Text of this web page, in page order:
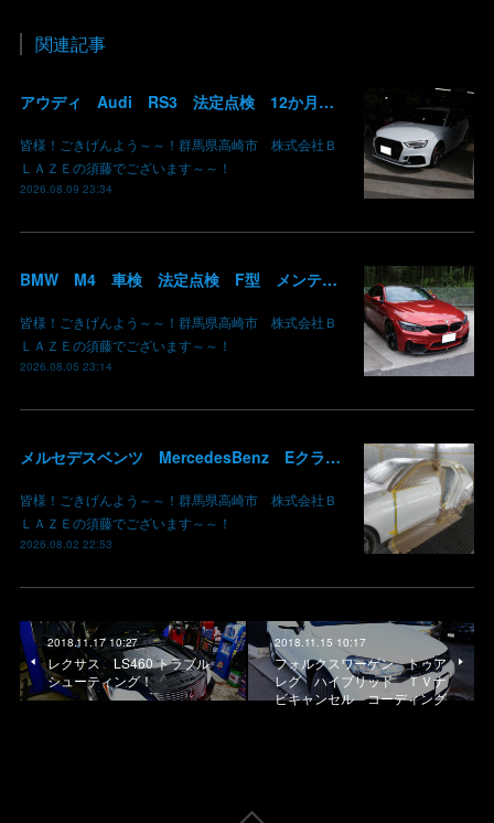
関連記事
アウディ Audi RS3 法定点検 12か月点検 エンジンオイル 交換 WAKO'S ワコーズ グーピット 群馬 高崎
皆様！ごきげんよう～～！群馬県高崎市 株式会社Ｂ
ＬＡＺＥの須藤でございます～～！
2026.08.09 23:34
BMW M4 車検 法定点検 F型 メンテナンス ロアアーム 交換 群馬 高崎
皆様！ごきげんよう～～！群馬県高崎市 株式会社Ｂ
ＬＡＺＥの須藤でございます～～！
2026.08.05 23:14
メルセデスベンツ MercedesBenz Eクラス 213 板金 鈑金 修理 ドア バンパー サイドスカート クォーターパネル 保険 群馬 高崎
皆様！ごきげんよう～～！群馬県高崎市 株式会社Ｂ
ＬＡＺＥの須藤でございます～～！
2026.08.02 22:53
2018.11.17 10:27
レクサス LS460 トラブル
シューティング！
2018.11.15 10:17
フォルクスワーゲン トゥア
レグ ハイブリッド ＴＶナ
ビキャンセル コーディング